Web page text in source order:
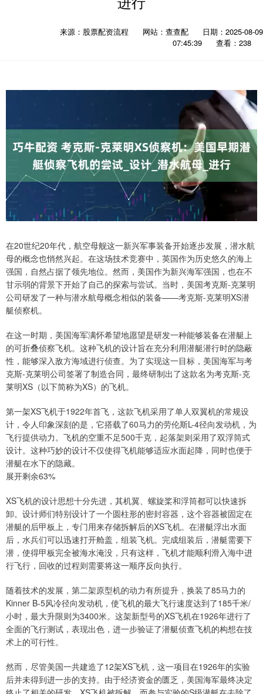
来源：股票配资流程 网站：查查配
日期：2025-08-09
07:45:39
查看：238
在20世纪20年代，航空母舰这一新兴军事装备开始逐步发展，潜水航
母的概念也悄然兴起。在这场技术竞赛中，英国作为历史悠久的海上
强国，自然占据了领先地位。然而，美国作为新兴海军强国，也在不
甘示弱的背景下开始了自己的探索与尝试。当时，美国考克斯-克莱明
公司研发了一种与潜水航母概念相似的装备——考克斯-克莱明XS潜
艇侦察机。
在这一时期，美国海军满怀希望地愿望是研发一种能够装备在潜艇上
的可折叠侦察飞机。这种飞机的设计旨在充分利用潜艇潜行时的隐蔽
性，能够深入敌方海域进行侦查。为了实现这一目标，美国海军与考
克斯-克莱明公司签署了制造合同，最终研制出了这款名为考克斯-克
莱明XS（以下简称为XS）的飞机。
第一架XS飞机于1922年首飞，这款飞机采用了单人双翼机的常规设
计，令人印象深刻的是，它搭载了60马力的劳伦斯L-4径向发动机，为
飞行提供动力。飞机的空重不足500千克，起落架则采用了双浮筒式
设计。这种巧妙的设计不仅使得飞机能够适应水面起降，同时也便于
潜艇在水下的隐藏。
展开剩余63%
XS飞机的设计思想十分先进，其机翼、螺旋桨和浮筒都可以快速拆
卸。设计师们特别设计了一个圆柱形的密封容器，这个容器被固定在
潜艇的后甲板上，专门用来存储拆解后的XS飞机。在潜艇浮出水面
后，水兵们可以迅速打开舱盖，组装飞机。完成组装后，潜艇需要下
潜，使得甲板完全被海水淹没，只有这样，飞机才能顺利滑入海中进
行飞行，回收的过程则需要将这一顺序反向执行。
随着技术的发展，第二架原型机的动力有所提升，换装了85马力的
Kinner B-5风冷径向发动机，使飞机的最大飞行速度达到了185千米/
小时，最大升限则为3400米。这架新型号的XS飞机在1926年进行了
全面的飞行测试，表现出色，进一步验证了潜艇侦查飞机的构想在技
术上的可行性。
然而，尽管美国一共建造了12架XS飞机，这一项目在1926年的实验
后并未得到进一步的支持。由于经济资金的匮乏，美国海军最终决定